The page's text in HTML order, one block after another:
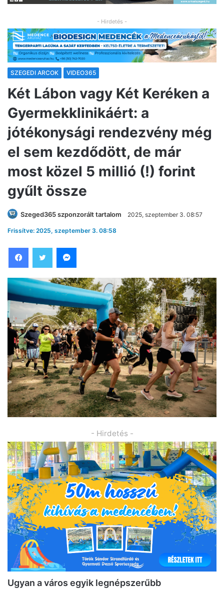
- Hirdetés -
SZEGEDI ARCOK VIDEO365
Két Lábon vagy Két Keréken a
Gyermekklinikáért: a
jótékonysági rendezvény még
el sem kezdődött, de már
most közel 5 millió (!) forint
gyűlt össze
Szeged365 szponzorált tartalom 2025, szeptember 3. 08:57
Frissítve: 2025, szeptember 3. 08:58
- Hirdetés -
Ugyan a város egyik legnépszerűbb